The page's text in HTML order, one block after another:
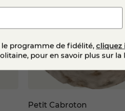
Petit Cabroton
programme de fidélité, cliquez
pour en savoir plus sur la